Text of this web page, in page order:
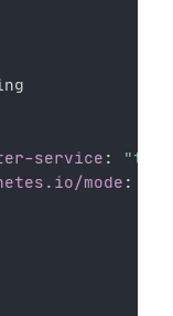
service :
mode :